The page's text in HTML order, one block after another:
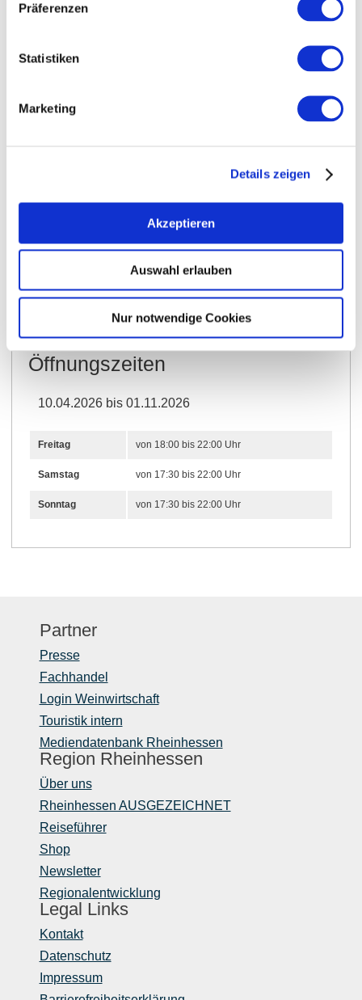
Präferenzen
Statistiken
Marketing
Details zeigen
Akzeptieren
Auswahl erlauben
Nur notwendige Cookies
Allgemein
Öffnungszeiten
10.04.2026 bis 01.11.2026
Freitag von 18:00 bis 22:00 Uhr
Samstag von 17:30 bis 22:00 Uhr
Sonntag von 17:30 bis 22:00 Uhr
Partner
Presse
Fachhandel
Login Weinwirtschaft
Touristik intern
Mediendatenbank Rheinhessen
Region Rheinhessen
Über uns
Rheinhessen AUSGEZEICHNET
Reiseführer
Shop
Newsletter
Regionalentwicklung
Legal Links
Kontakt
Datenschutz
Impressum